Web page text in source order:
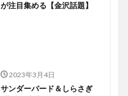
が注目集める【金沢話題】
2023年3月4日
サンダーバード＆しらさぎ